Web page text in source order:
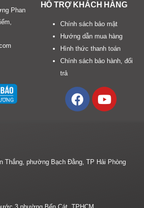
Phan
HỖ TRỢ KHÁCH HÀNG
Chính sách bảo mật
Hướng dẫn mua hàng
Hình thức thanh toán
Chính sách bảo hành, đổi
trả
Thắng, phường Bạch Đằng, TP Hải Phòng